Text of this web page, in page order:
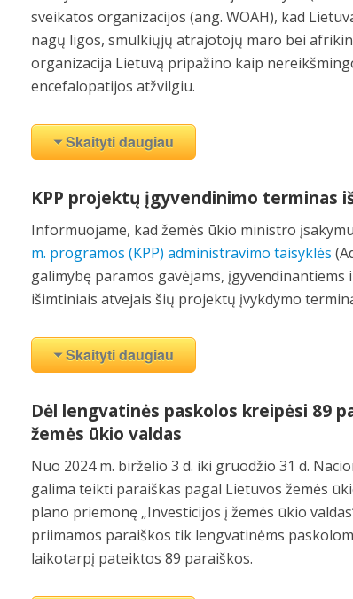
sveikatos organizacijos (ang. WOAH), kad
nagų ligos, smulkiųjų atrajotojų maro bei
organizacija Lietuvą pripažino kaip
encefalopatijos atžvilgiu.
Skaityti daugiau
KPP projektų įgyvendinimo terminas
Informuojame, kad žemės ūkio ministro
m. programos (KPP) administravimo taisyklės
galimybę paramos gavėjams,
išimtiniais atvejais šių projektų įvykdymo
Skaityti daugiau
Dėl lengvatinės paskolos kreipėsi 89
žemės ūkio valdas
Nuo 2024 m. birželio 3 d. iki gruodžio 31 d.
galima teikti paraiškas pagal Lietuvos žemės
plano priemonę „Investicijos į žemės ūkio
priimamos paraiškos tik lengvatinėms
laikotarpį pateiktos 89 paraiškos.